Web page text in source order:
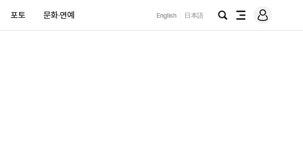
포토 문화·연예 English 日本語
검
전
메
그